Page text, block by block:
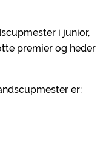
i junior,
premier og heder
er: